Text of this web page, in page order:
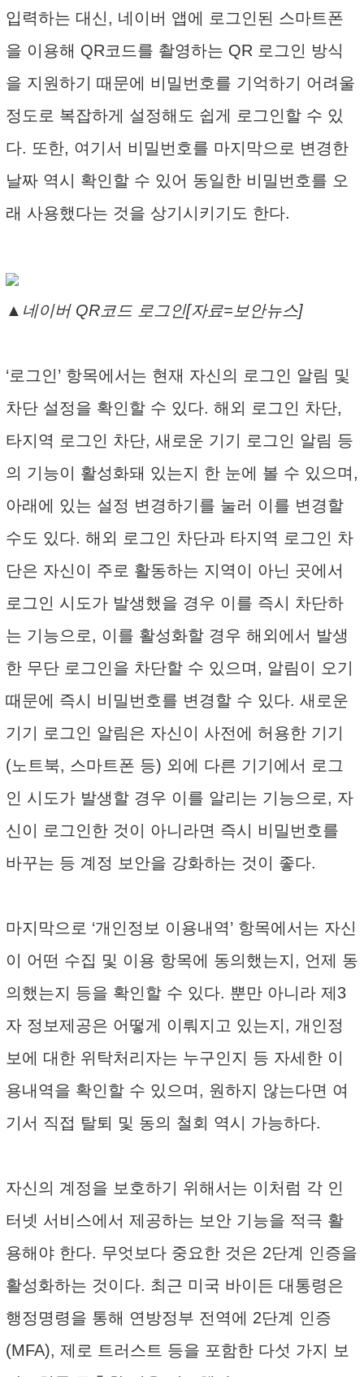
입력하는 대신, 네이버 앱에 로그인된 스마트폰
을 이용해 QR코드를 촬영하는 QR 로그인 방식
을 지원하기 때문에 비밀번호를 기억하기 어려울
정도로 복잡하게 설정해도 쉽게 로그인할 수 있
다. 또한, 여기서 비밀번호를 마지막으로 변경한
날짜 역시 확인할 수 있어 동일한 비밀번호를 오
래 사용했다는 것을 상기시키기도 한다.
▲네이버 QR코드 로그인[자료=보안뉴스]
‘로그인’ 항목에서는 현재 자신의 로그인 알림 및
차단 설정을 확인할 수 있다. 해외 로그인 차단,
타지역 로그인 차단, 새로운 기기 로그인 알림 등
의 기능이 활성화돼 있는지 한 눈에 볼 수 있으며,
아래에 있는 설정 변경하기를 눌러 이를 변경할
수도 있다. 해외 로그인 차단과 타지역 로그인 차
단은 자신이 주로 활동하는 지역이 아닌 곳에서
로그인 시도가 발생했을 경우 이를 즉시 차단하
는 기능으로, 이를 활성화할 경우 해외에서 발생
한 무단 로그인을 차단할 수 있으며, 알림이 오기
때문에 즉시 비밀번호를 변경할 수 있다. 새로운
기기 로그인 알림은 자신이 사전에 허용한 기기
(노트북, 스마트폰 등) 외에 다른 기기에서 로그
인 시도가 발생할 경우 이를 알리는 기능으로, 자
신이 로그인한 것이 아니라면 즉시 비밀번호를
바꾸는 등 계정 보안을 강화하는 것이 좋다.
마지막으로 ‘개인정보 이용내역’ 항목에서는 자신
이 어떤 수집 및 이용 항목에 동의했는지, 언제 동
의했는지 등을 확인할 수 있다. 뿐만 아니라 제3
자 정보제공은 어떻게 이뤄지고 있는지, 개인정
보에 대한 위탁처리자는 누구인지 등 자세한 이
용내역을 확인할 수 있으며, 원하지 않는다면 여
기서 직접 탈퇴 및 동의 철회 역시 가능하다.
자신의 계정을 보호하기 위해서는 이처럼 각 인
터넷 서비스에서 제공하는 보안 기능을 적극 활
용해야 한다. 무엇보다 중요한 것은 2단계 인증을
활성화하는 것이다. 최근 미국 바이든 대통령은
행정명령을 통해 연방정부 전역에 2단계 인증
(MFA), 제로 트러스트 등을 포함한 다섯 가지 보